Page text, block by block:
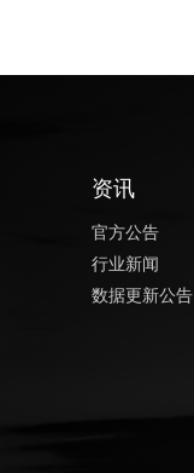
资讯
官方公告
行业新闻
数据更新公告